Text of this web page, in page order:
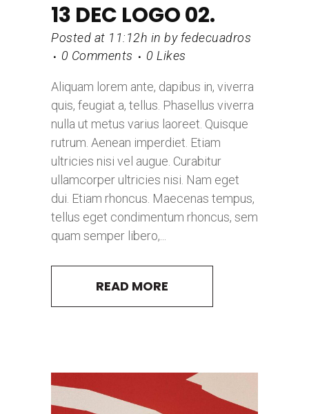
13 DEC LOGO 02.
Posted at 11:12h in by fedecuadros
0 Comments
0 Likes
Aliquam lorem ante, dapibus in, viverra
quis, feugiat a, tellus. Phasellus viverra
nulla ut metus varius laoreet. Quisque
rutrum. Aenean imperdiet. Etiam
ultricies nisi vel augue. Curabitur
ullamcorper ultricies nisi. Nam eget
dui. Etiam rhoncus. Maecenas tempus,
tellus eget condimentum rhoncus, sem
quam semper libero,...
READ MORE